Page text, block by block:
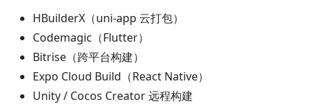
HBuilderX（uni-app 云打包）
Codemagic（Flutter）
Bitrise（跨平台构建）
Expo Cloud Build（React Native）
Unity / Cocos Creator 远程构建